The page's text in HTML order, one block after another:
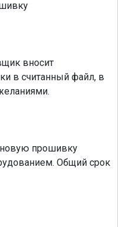
вносит
в считанный файл, в
прошивку
Общий срок